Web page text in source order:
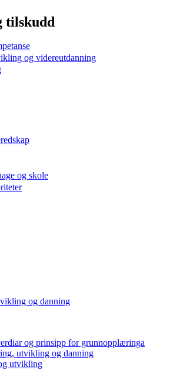
tilskudd
og videreutdanning
og skole
og danning
og prinsipp for grunnopplæringa
utvikling og danning
utvikling